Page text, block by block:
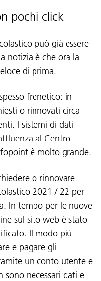
pochi click
può già essere
notizia è che ora la
di prima.
frenetico: in
o rinnovati circa
I sistemi di dati
al Centro
è molto grande.
o rinnovare
2021 / 22 per
In tempo per le nuove
sul sito web è stato
Il modo più
e pagare gli
un conto utente e
sono necessari dati e